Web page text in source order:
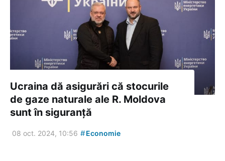
Ucraina dă asigurări că stocurile
de gaze naturale ale R. Moldova
sunt în siguranță
08 oct. 2024, 10:56 #Economie